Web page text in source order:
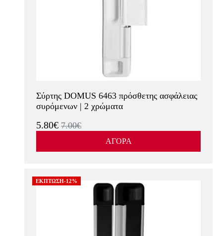
Σύρτης DOMUS 6463 πρόσθετης ασφάλειας
συρόμενων | 2 χρώματα
5.80€ 7.00€
ΑΓΟΡΑ
ΕΚΠΤΩΣΗ-12%